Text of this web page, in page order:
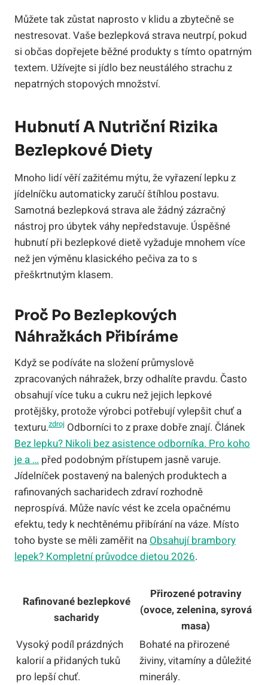
Můžete tak zůstat naprosto v klidu a zbytečně se
nestresovat. Vaše bezlepková strava neutrpí, pokud
si občas dopřejete běžné produkty s tímto opatrným
textem. Užívejte si jídlo bez neustálého strachu z
nepatrných stopových množství.
Hubnutí A Nutriční Rizika
Bezlepkové Diety
Mnoho lidí věří zažitému mýtu, že vyřazení lepku z
jídelníčku automaticky zaručí štíhlou postavu.
Samotná bezlepková strava ale žádný zázračný
nástroj pro úbytek váhy nepředstavuje. Úspěšné
hubnutí při bezlepkové dietě vyžaduje mnohem více
než jen výměnu klasického pečiva za to s
přeškrtnutým klasem.
Proč Po Bezlepkových
Náhražkách Přibíráme
Když se podíváte na složení průmyslově
zpracovaných náhražek, brzy odhalíte pravdu. Často
obsahují více tuku a cukru než jejich lepkové
protějšky, protože výrobci potřebují vylepšit chuť a
texturu.zdroj Odborníci to z praxe dobře znají. Článek
Bez lepku? Nikoli bez asistence odborníka. Pro koho
je a … před podobným přístupem jasně varuje.
Jídelníček postavený na balených produktech a
rafinovaných sacharidech zdraví rozhodně
neprospívá. Může navíc vést ke zcela opačnému
efektu, tedy k nechtěnému přibírání na váze. Místo
toho byste se měli zaměřit na Obsahují brambory
lepek? Kompletní průvodce dietou 2026.
Rafinované bezlepkové
sacharidy
Přirozené potraviny
(ovoce, zelenina, syrová
masa)
Vysoký podíl prázdných
kalorií a přidaných tuků
pro lepší chuť.
Bohaté na přirozené
živiny, vitamíny a důležité
minerály.